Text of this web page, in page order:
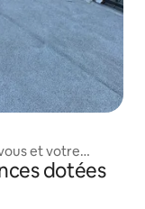
et votre
dotées